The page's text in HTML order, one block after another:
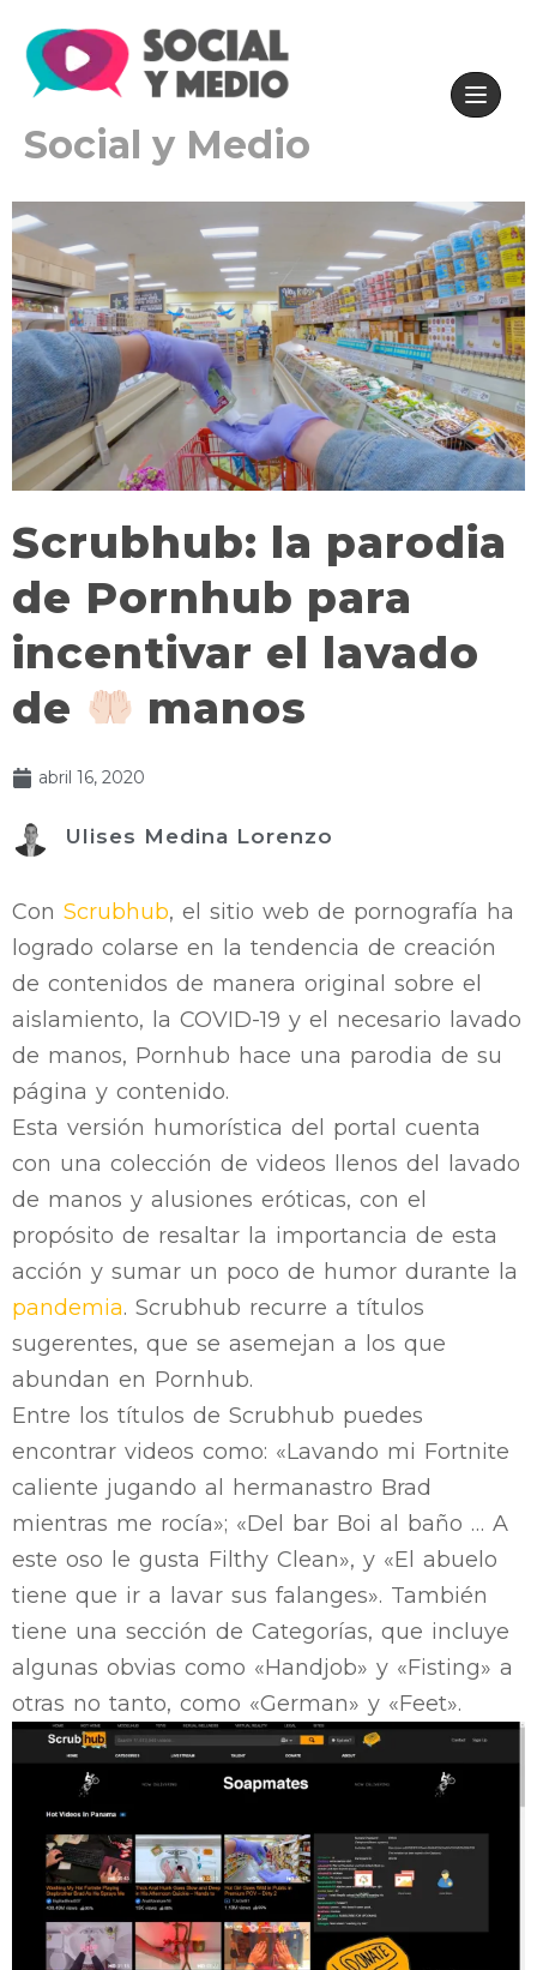
Social y Medio
Scrubhub: la parodia
de Pornhub para
incentivar el lavado
de
manos
abril 16, 2020
Ulises Medina Lorenzo
Con Scrubhub, el sitio web de pornografía ha
logrado colarse en la tendencia de creación
de contenidos de manera original sobre el
aislamiento, la COVID-19 y el necesario lavado
de manos, Pornhub hace una parodia de su
página y contenido.
Esta versión humorística del portal cuenta
con una colección de videos llenos del lavado
de manos y alusiones eróticas, con el
propósito de resaltar la importancia de esta
acción y sumar un poco de humor durante la
pandemia. Scrubhub recurre a títulos
sugerentes, que se asemejan a los que
abundan en Pornhub.
Entre los títulos de Scrubhub puedes
encontrar videos como: «Lavando mi Fortnite
caliente jugando al hermanastro Brad
mientras me rocía»; «Del bar Boi al baño … A
este oso le gusta Filthy Clean», y «El abuelo
tiene que ir a lavar sus falanges». También
tiene una sección de Categorías, que incluye
algunas obvias como «Handjob» y «Fisting» a
otras no tanto, como «German» y «Feet».